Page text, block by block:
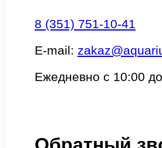
8 (351) 751-10-41
E-mail:
Ежедневно с 10:00